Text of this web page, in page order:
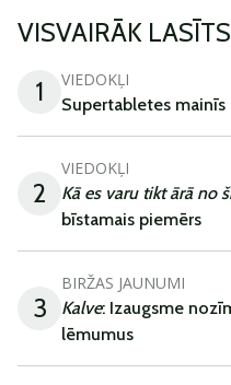
VISVAIRĀK LASĪTS
1
VIEDOKĻI
Supertabletes
2
VIEDOKĻI
Kā es varu tikt ārā no
bīstamais piemērs
3
BIRŽAS JAUNUMI
Kalve: Izaugsme
lēmumus